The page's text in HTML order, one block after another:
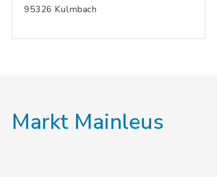
95326 Kulmbach
Markt Mainleus